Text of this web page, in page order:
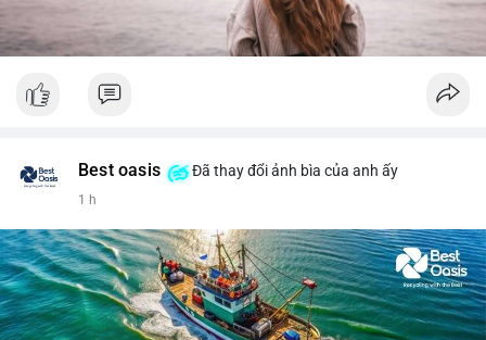
Best oasis Đã thay đổi ảnh bìa của anh ấy
1 h